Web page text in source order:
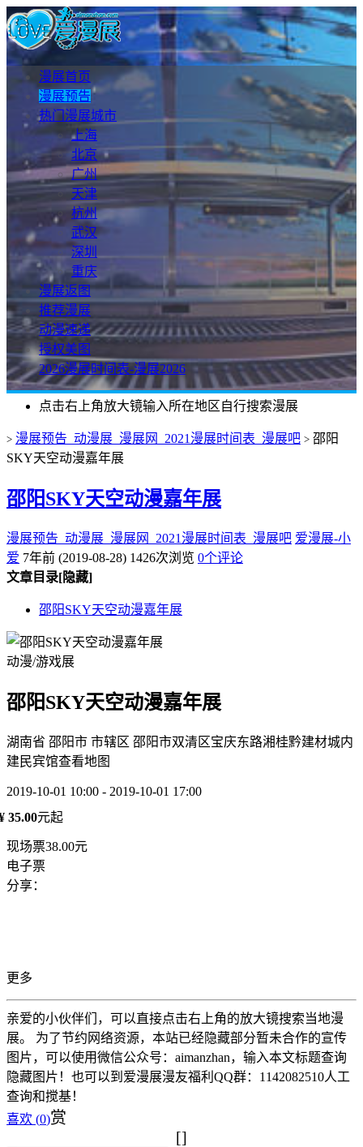
漫展首页
漫展预告
热门漫展城市
上海
北京
广州
天津
杭州
武汉
深圳
重庆
漫展返图
推荐漫展
动漫速递
授权美图
2026漫展时间表-漫展2026
点击右上角放大镜输入所在地区自行搜索漫展
> 漫展预告_动漫展_漫展网_2021漫展时间表_漫展吧 > 邵阳
SKY天空动漫嘉年展
邵阳SKY天空动漫嘉年展
漫展预告_动漫展_漫展网_2021漫展时间表_漫展吧 爱漫展-小
爱 7年前 (2019-08-28) 1426次浏览 0个评论
文章目录[隐藏]
邵阳SKY天空动漫嘉年展
动漫/游戏展
邵阳SKY天空动漫嘉年展
湖南省 邵阳市 市辖区 邵阳市双清区宝庆东路湘桂黔建材城内
建民宾馆查看地图
2019-10-01 10:00 - 2019-10-01 17:00
35.00元起
现场票38.00元
电子票
分享：
更多
亲爱的小伙伴们，可以直接点击右上角的放大镜搜索当地漫
展。 为了节约网络资源，本站已经隐藏部分暂未合作的宣传
图片，可以使用微信公众号：aimanzhan，输入本文标题查询
隐藏图片！也可以到爱漫展漫友福利QQ群：1142082510人工
查询和搅基！
喜欢 (0)赏
[]